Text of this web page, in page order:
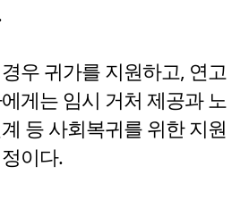
우 귀가를 지원하고, 연고
게는 임시 거처 제공과 노
등 사회복귀를 위한 지원
이다.